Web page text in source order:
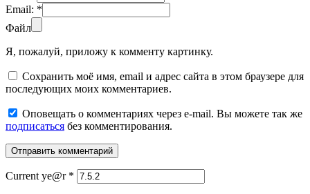
Email: *
Файл
Я, пожалуй, приложу к комменту картинку.
Сохранить моё имя, email и адрес сайта в этом браузере для
последующих моих комментариев.
Оповещать о комментариях через e-mail. Вы можете так же
подписаться без комментирования.
Current ye@r *